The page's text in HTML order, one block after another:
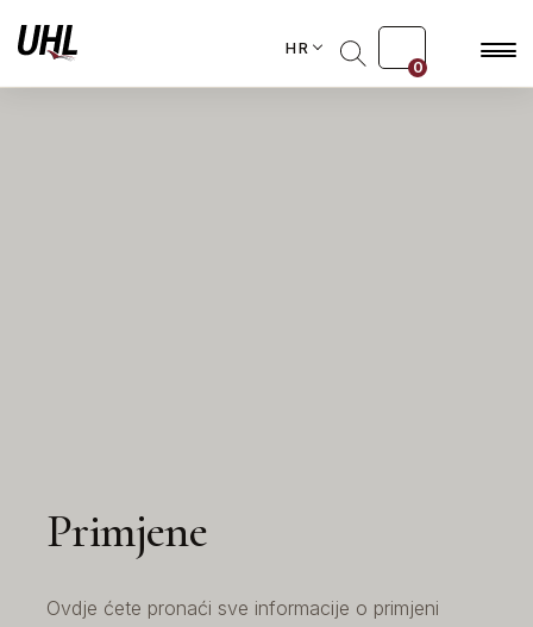
HR
0
Primjene
Ovdje ćete pronaći sve informacije o primjeni